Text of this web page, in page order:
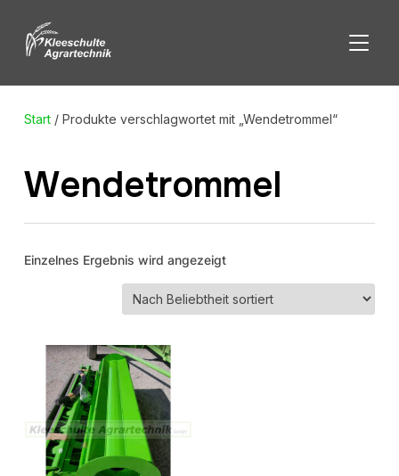
Start/ Produkte verschlagwortet mit „Wendetrommel“
Wendetrommel
Einzelnes Ergebnis wird angezeigt